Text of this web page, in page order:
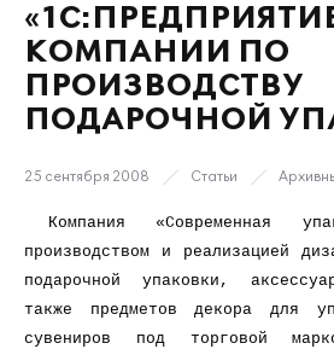
КОМПАНИИ ПО
ПРОИЗВОДСТВУ
ПОДАРОЧНОЙ
25 сентября 2008 Статьи
Компания «Современная
производством и реализацией
подарочной упаковки,
также предметов декора для
сувениров под торговой